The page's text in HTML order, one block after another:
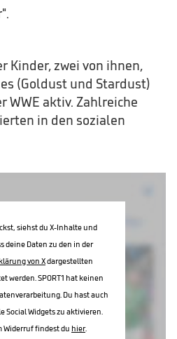
Kinder, zwei von ihnen,
(Goldust und Stardust)
WWE aktiv. Zahlreiche
in den sozialen
siehst du X-Inhalte und
deine Daten zu den in der
von Xdargestellten
werden. SPORT1 hat keinen
Du hast auch
Social Widgets zu aktivieren.
Widerruf findest du hier.